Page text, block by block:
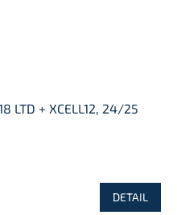
LTD + XCELL12, 24/25
DETAIL